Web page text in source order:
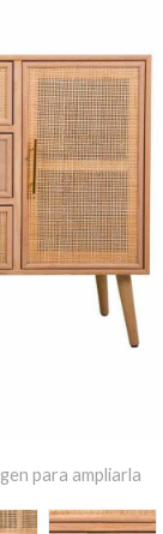
para ampliarla